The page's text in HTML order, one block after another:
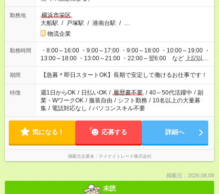
勤務地
横浜市栄区
大船駅 / 戸塚駅 / 港南台駅 / …
物流企業
勤務時間
・8:00～16:00 ・9:00～17:00 ・9:00～18:00 ・10:00～19:00 ・
13:00～18:00 ・13:00～21:00 ・22:00～翌6:00 など 上記以外
の時間で相談可能なお仕事も！ あなたの希望を教えてくださ
い！
期間 【急募＊即日スタートOK】長期で安定して働けるお仕事です！
特徴 週1日からOK / 日払いOK / 履歴書不要 / 40～50代活躍中 / 副
業・WワークOK / 服装自由 / シフト勤務 / 10名以上の大量募
集 / 電話対応なし / パソコンスキル不要
気になる！ 応募する 詳細へ
掲載元企業名 テイケイトレード株式会社
掲載日：2026.08.08
未読